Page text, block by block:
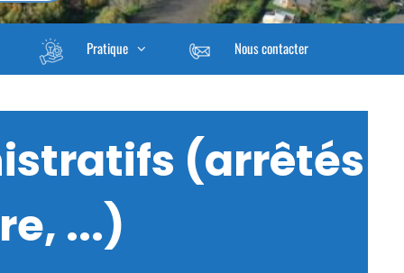
Pratique Nous contacter
(arrêtés
...)